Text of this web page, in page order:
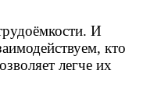
И
кто
легче их